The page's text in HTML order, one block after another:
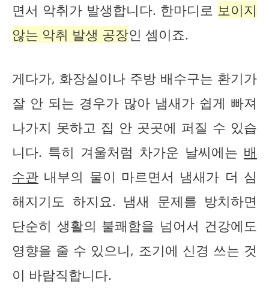
면서 악취가 발생합니다. 한마디로 보이지
않는 악취 발생 공장인 셈이죠.
게다가, 화장실이나 주방 배수구는 환기가
잘 안 되는 경우가 많아 냄새가 쉽게 빠져
나가지 못하고 집 안 곳곳에 퍼질 수 있습
니다. 특히 겨울처럼 차가운 날씨에는 배
수관 내부의 물이 마르면서 냄새가 더 심
해지기도 하지요. 냄새 문제를 방치하면
단순히 생활의 불쾌함을 넘어서 건강에도
영향을 줄 수 있으니, 조기에 신경 쓰는 것
이 바람직합니다.